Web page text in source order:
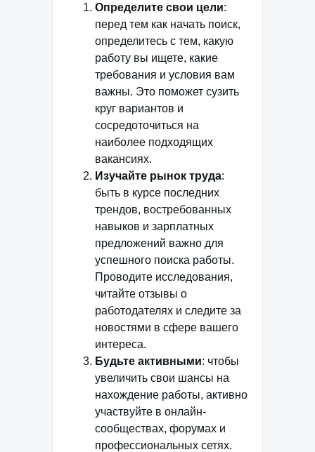
Определите свои цели:
перед тем как начать поиск,
определитесь с тем, какую
работу вы ищете, какие
требования и условия вам
важны. Это поможет сузить
круг вариантов и
сосредоточиться на
наиболее подходящих
вакансиях.
Изучайте рынок труда:
быть в курсе последних
трендов, востребованных
навыков и зарплатных
предложений важно для
успешного поиска работы.
Проводите исследования,
читайте отзывы о
работодателях и следите за
новостями в сфере вашего
интереса.
Будьте активными: чтобы
увеличить свои шансы на
нахождение работы, активно
участвуйте в онлайн-
сообществах, форумах и
профессиональных сетях.